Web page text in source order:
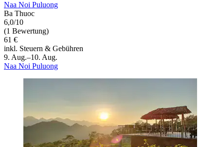
Naa Noi Puluong
Ba Thuoc
6,0/10
(1 Bewertung)
61 €
inkl. Steuern & Gebühren
9. Aug.–10. Aug.
Naa Noi Puluong